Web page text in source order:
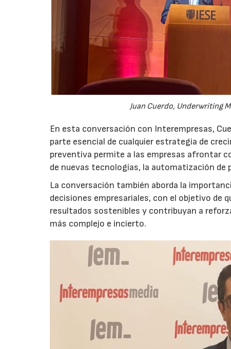
Juan Cuerdo, Underwriting
En esta conversación con Interempresas,
parte esencial de cualquier estrategia de
preventiva permite a las empresas afrontar
de nuevas tecnologías, la automatización de
La conversación también aborda la
decisiones empresariales, con el objetivo de
resultados sostenibles y contribuyan a
más complejo e incierto.